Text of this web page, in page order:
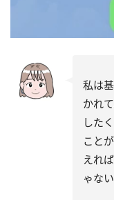
私は
かれ
した
こと
えれ
ゃな